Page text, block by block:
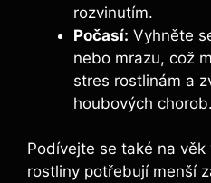
rozvinutím.
Počasí: Vyhněte
nebo mrazu, což
stres rostlinám a
houbových chorob.
Podívejte se také na
rostliny potřebují menší